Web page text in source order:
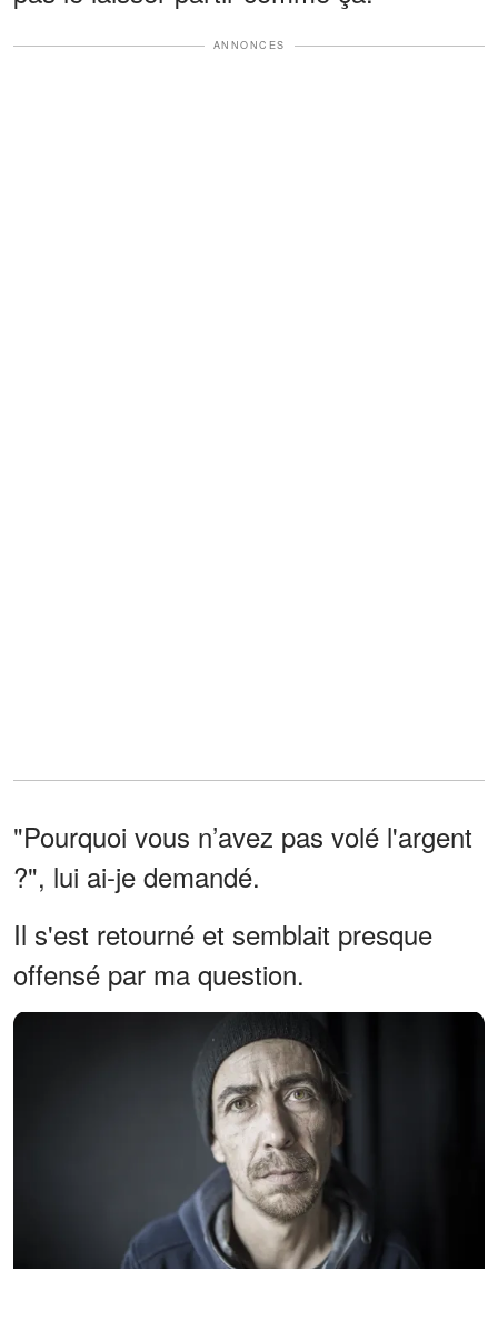
ANNONCES
"Pourquoi vous n’avez pas volé l'argent
?", lui ai-je demandé.
Il s'est retourné et semblait presque
offensé par ma question.